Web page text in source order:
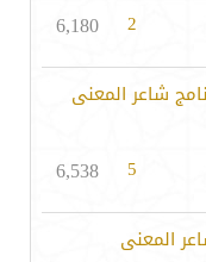
2
6,180
شاعر المعنى
5
6,538
المعنى